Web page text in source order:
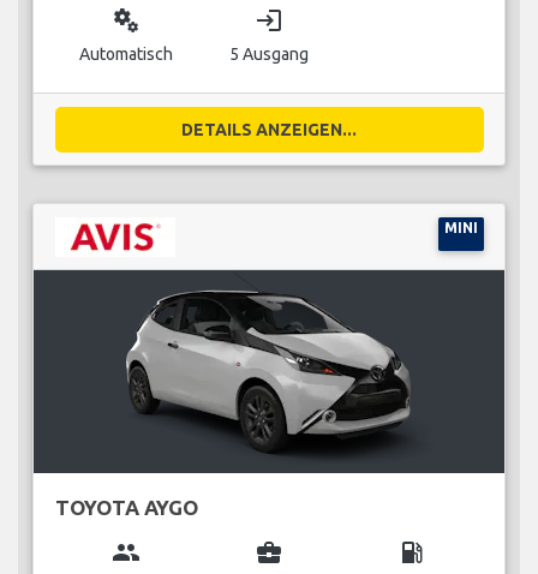
miscellaneous_services
Automatisch
login
5 Ausgang
DETAILS ANZEIGEN...
MINI
TOYOTA AYGO
group business_center local_gas_station